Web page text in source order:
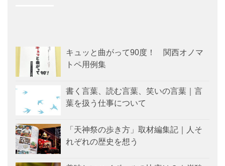
キュッと曲がって90度！ 関西オノマ
トペ用例集
書く言葉、読む言葉、笑いの言葉｜言
葉を扱う仕事について
「天神祭の歩き方」取材編集記｜人そ
れぞれの歴史を想う